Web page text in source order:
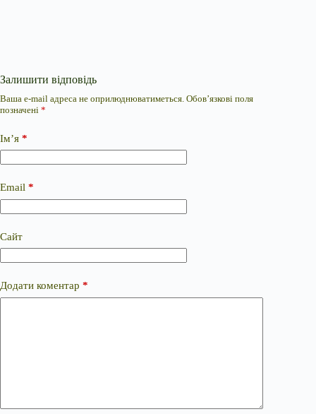
Залишити відповідь
Ваша e-mail адреса не оприлюднюватиметься. Обов’язкові поля
позначені *
Ім’я *
Email *
Сайт
Додати коментар *